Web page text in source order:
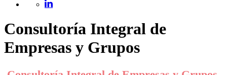
Consultoría Integral de
Empresas y Grupos